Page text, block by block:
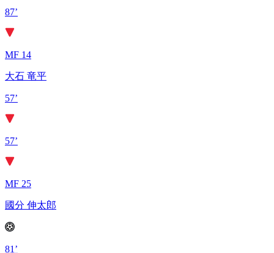
87’
MF 14
大石 竜平
57’
57’
MF 25
國分 伸太郎
81’